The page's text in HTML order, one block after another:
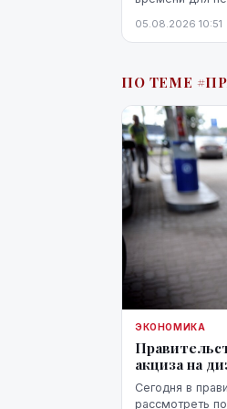
Патерниеки.
05.08.2026 10:51
ПО ТЕМЕ
ЭКОНОМИКА
акциза на
Сегодня в
рассмотреть